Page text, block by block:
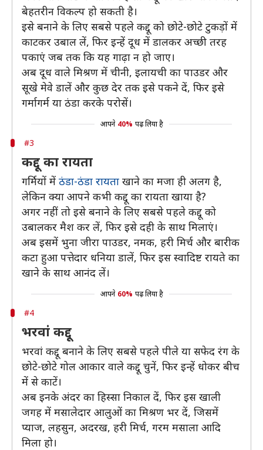
बेहतरीन विकल्प हो सकती है।
इसे बनाने के लिए सबसे पहले कद्दू को छोटे-छोटे टुकड़ों में
काटकर उबाल लें, फिर इन्हें दूध में डालकर अच्छी तरह
पकाएं जब तक कि यह गाढ़ा न हो जाए।
अब दूध वाले मिश्रण में चीनी, इलायची का पाउडर और
सूखे मेवे डालें और कुछ देर तक इसे पकने दें, फिर इसे
गर्मागर्म या ठंडा करके परोसें।
आपने 40% पढ़ लिया है
#3
कद्दू का रायता
गर्मियों में ठंडा-ठंडा रायता खाने का मजा ही अलग है,
लेकिन क्या आपने कभी कद्दू का रायता खाया है?
अगर नहीं तो इसे बनाने के लिए सबसे पहले कद्दू को
उबालकर मैश कर लें, फिर इसे दही के साथ मिलाएं।
अब इसमें भुना जीरा पाउडर, नमक, हरी मिर्च और बारीक
कटा हुआ पत्तेदार धनिया डालें, फिर इस स्वादिष्ट रायते का
खाने के साथ आनंद लें।
आपने 60% पढ़ लिया है
#4
भरवां कद्दू
भरवां कद्दू बनाने के लिए सबसे पहले पीले या सफेद रंग के
छोटे-छोटे गोल आकार वाले कद्दू चुनें, फिर इन्हें धोकर बीच
में से काटें।
अब इनके अंदर का हिस्सा निकाल दें, फिर इस खाली
जगह में मसालेदार आलुओं का मिश्रण भर दें, जिसमें
प्याज, लहसुन, अदरख, हरी मिर्च, गरम मसाला आदि
मिला हो।